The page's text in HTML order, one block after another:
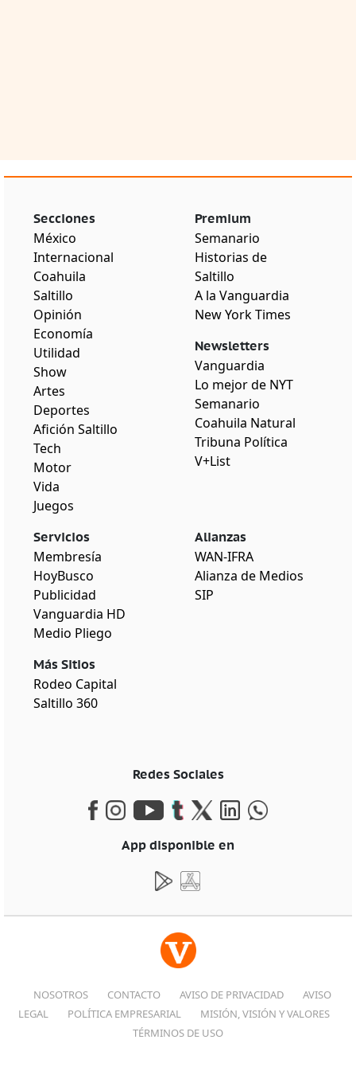
Secciones
México
Internacional
Coahuila
Saltillo
Opinión
Economía
Utilidad
Show
Artes
Deportes
Afición Saltillo
Tech
Motor
Vida
Juegos
Premium
Semanario
Historias de
Saltillo
A la Vanguardia
New York Times
Newsletters
Vanguardia
Lo mejor de NYT
Semanario
Coahuila Natural
Tribuna Política
V+List
Servicios
Membresía
HoyBusco
Publicidad
Vanguardia HD
Medio Pliego
Más Sitios
Rodeo Capital
Saltillo 360
Alianzas
WAN-IFRA
Alianza de Medios
SIP
Redes Sociales
App disponible en
NOSOTROS CONTACTO AVISO DE PRIVACIDAD
AVISO
LEGAL
POLÍTICA EMPRESARIAL
MISIÓN, VISIÓN Y VALORES
TÉRMINOS DE USO